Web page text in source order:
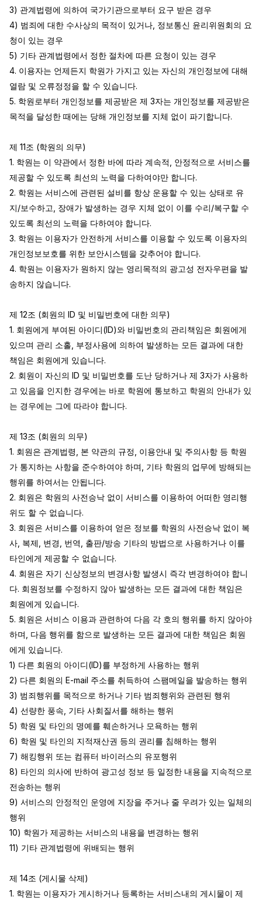
3) 관계법령에 의하여 국가기관으로부터 요구 받은 경우
4) 범죄에 대한 수사상의 목적이 있거나, 정보통신 윤리위원회의 요
청이 있는 경우
5) 기타 관계법령에서 정한 절차에 따른 요청이 있는 경우
4. 이용자는 언제든지 학원가 가지고 있는 자신의 개인정보에 대해
열람 및 오류정정을 할 수 있습니다.
5. 학원로부터 개인정보를 제공받은 제 3자는 개인정보를 제공받은
목적을 달성한 때에는 당해 개인정보를 지체 없이 파기합니다.
제 11조 (학원의 의무)
1. 학원는 이 약관에서 정한 바에 따라 계속적, 안정적으로 서비스를
제공할 수 있도록 최선의 노력을 다하여야만 합니다.
2. 학원는 서비스에 관련된 설비를 항상 운용할 수 있는 상태로 유
지/보수하고, 장애가 발생하는 경우 지체 없이 이를 수리/복구할 수
있도록 최선의 노력을 다하여야 합니다.
3. 학원는 이용자가 안전하게 서비스를 이용할 수 있도록 이용자의
개인정보보호를 위한 보안시스템을 갖추어야 합니다.
4. 학원는 이용자가 원하지 않는 영리목적의 광고성 전자우편을 발
송하지 않습니다.
제 12조 (회원의 ID 및 비밀번호에 대한 의무)
1. 회원에게 부여된 아이디(ID)와 비밀번호의 관리책임은 회원에게
있으며 관리 소홀, 부정사용에 의하여 발생하는 모든 결과에 대한
책임은 회원에게 있습니다.
2. 회원이 자신의 ID 및 비밀번호를 도난 당하거나 제 3자가 사용하
고 있음을 인지한 경우에는 바로 학원에 통보하고 학원의 안내가 있
는 경우에는 그에 따라야 합니다.
제 13조 (회원의 의무)
1. 회원은 관계법령, 본 약관의 규정, 이용안내 및 주의사항 등 학원
가 통지하는 사항을 준수하여야 하며, 기타 학원의 업무에 방해되는
행위를 하여서는 안됩니다.
2. 회원은 학원의 사전승낙 없이 서비스를 이용하여 어떠한 영리행
위도 할 수 없습니다.
3. 회원은 서비스를 이용하여 얻은 정보를 학원의 사전승낙 없이 복
사, 복제, 변경, 번역, 출판/방송 기타의 방법으로 사용하거나 이를
타인에게 제공할 수 없습니다.
4. 회원은 자기 신상정보의 변경사항 발생시 즉각 변경하여야 합니
다. 회원정보를 수정하지 않아 발생하는 모든 결과에 대한 책임은
회원에게 있습니다.
5. 회원은 서비스 이용과 관련하여 다음 각 호의 행위를 하지 않아야
하며, 다음 행위를 함으로 발생하는 모든 결과에 대한 책임은 회원
에게 있습니다.
1) 다른 회원의 아이디(ID)를 부정하게 사용하는 행위
2) 다른 회원의 E-mail 주소를 취득하여 스팸메일을 발송하는 행위
3) 범죄행위를 목적으로 하거나 기타 범죄행위와 관련된 행위
4) 선량한 풍속, 기타 사회질서를 해하는 행위
5) 학원 및 타인의 명예를 훼손하거나 모욕하는 행위
6) 학원 및 타인의 지적재산권 등의 권리를 침해하는 행위
7) 해킹행위 또는 컴퓨터 바이러스의 유포행위
8) 타인의 의사에 반하여 광고성 정보 등 일정한 내용을 지속적으로
전송하는 행위
9) 서비스의 안정적인 운영에 지장을 주거나 줄 우려가 있는 일체의
행위
10) 학원가 제공하는 서비스의 내용을 변경하는 행위
11) 기타 관계법령에 위배되는 행위
제 14조 (게시물 삭제)
1. 학원는 이용자가 게시하거나 등록하는 서비스내의 게시물이 제